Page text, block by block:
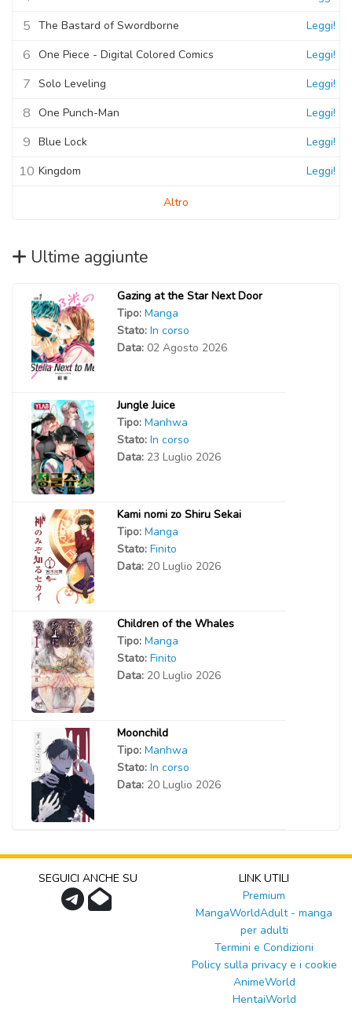
5 The Bastard of Swordborne Leggi!
6 One Piece - Digital Colored Comics Leggi!
7 Solo Leveling Leggi!
8 One Punch-Man Leggi!
9 Blue Lock Leggi!
10 Kingdom Leggi!
Altro
Ultime aggiunte
Gazing at the Star Next Door
Tipo: Manga
Stato: In corso
Data: 02 Agosto 2026
Jungle Juice
Tipo: Manhwa
Stato: In corso
Data: 23 Luglio 2026
Kami nomi zo Shiru Sekai
Tipo: Manga
Stato: Finito
Data: 20 Luglio 2026
Children of the Whales
Tipo: Manga
Stato: Finito
Data: 20 Luglio 2026
Moonchild
Tipo: Manhwa
Stato: In corso
Data: 20 Luglio 2026
SEGUICI ANCHE SU
LINK UTILI
Premium
MangaWorldAdult - manga
per adulti
Termini e Condizioni
Policy sulla privacy e i cookie
AnimeWorld
HentaiWorld